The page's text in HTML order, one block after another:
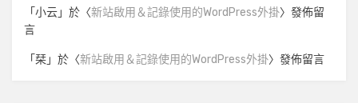
「小云」於〈新站啟用＆記錄使用的WordPress外掛〉發佈留
言
「栞」於〈新站啟用＆記錄使用的WordPress外掛〉發佈留言